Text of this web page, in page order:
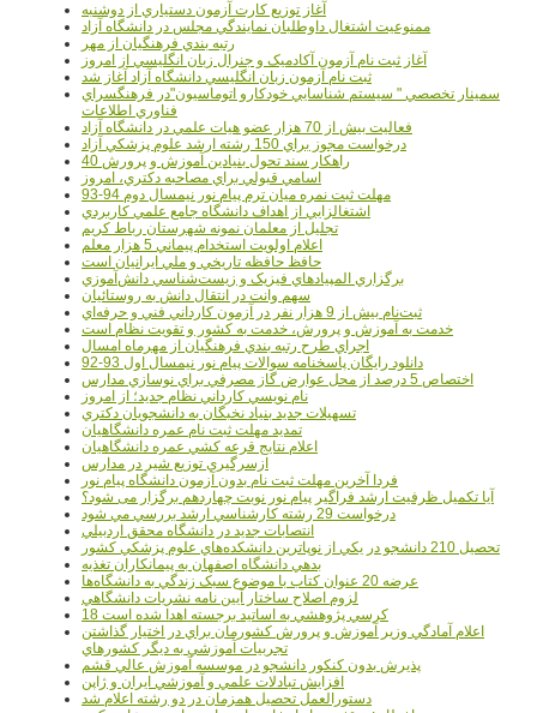
آغاز توزيع کارت آزمون دستياري از دوشنبه
ممنوعيت اشتغال داوطلبان نمايندگي مجلس در دانشگاه آزاد
رتبه بندي فرهنگيان از مهر
آغاز ثبت نام آزمون آکادميک و جنرال زبان انگليسي از امروز
ثبت نام آزمون زبان انگليسي دانشگاه آزاد آغاز شد
سمينار تخصصي " سيستم شناسايي خودکارو اتوماسيون"در فرهنگسراي
فناوري اطلاعات
فعاليت بيش از 70 هزار عضو هيات علمي در دانشگاه آزاد
درخواست مجوز براي 150 رشته ارشد علوم پزشکي آزاد
40 راهکار سند تحول بنيادين آموزش و پرورش
اسامي قبولي براي مصاحبه دکتري، امروز
مهلت ثبت نمره میان ترم پیام نور نیمسال دوم 94-93
اشتغالزايي از اهداف دانشگاه جامع علمي کاربردي
تجليل از معلمان نمونه شهرستان رباط کريم
اعلام اولويت استخدام پيماني 5 هزار معلم
حافظ حافظه تاريخي و ملي ايرانيان است
برگزاري المپيادهاي فيزيک و زيست‌شناسي دانش‌آموزي
سهم وانت در انتقال دانش به روستائيان
ثبت‌نام بيش از 9 هزار نفر در آزمون کارداني فني و حرفه‌اي
خدمت به آموزش و پرورش، خدمت به کشور و تقويت نظام است
اجراي طرح رتبه بندي فرهنگيان از مهرماه امسال
دانلود رایگان پاسخنامه سوالات پیام نور نیمسال اول 93-92
اختصاص 5 درصد از محل عوارض گاز مصرفي براي نوسازي مدارس
نام نويسي کارداني نظام جديد؛ از امروز
تسهيلات جديد بنياد نخبگان به دانشجويان دکتري
تمديد مهلت ثبت نام عمره دانشگاهيان
اعلام نتايج قرعه کشي عمره دانشگاهيان
ازسرگيري توزيع شير در مدارس
فردا آخرین مهلت ثبت نام بدون آزمون دانشگاه پیام نور
آیا تکمیل ظرفیت ارشد فراگیر پیام نور نوبت چهاردهم برگزار می شود؟
درخواست 29 رشته کارشناسي ارشد بررسي مي شود
انتصابات جديد در دانشگاه محقق اردبيلي
تحصيل 210 دانشجو در يکي از نوپاترين دانشکده‌هاي علوم پزشکي کشور
بدهي دانشگاه اصفهان به پيمانکاران تغذيه
عرضه 20 عنوان کتاب با موضوع سبک زندگي به دانشگاه‌ها
لزوم اصلاح ساختار آيين نامه نشريات دانشگاهي
18 کرسي پژوهشي به اساتيد برجسته اهدا شده است
اعلام آمادگي وزير آموزش و پرورش کشورمان براي در اختيار گذاشتن
تجربيات آموزشي به ديگر کشورهاي
پذيرش بدون کنکور دانشجو در موسسه آموزش عالي قشم
افزايش تبادلات علمي و آموزشي ايران و ژاپن
دستورالعمل تحصیل همزمان در دو رشته اعلام شد